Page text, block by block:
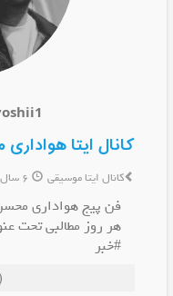
کانال ایتا
کانال ایتا موسیقی
فن پیج هواداری
هر روز مطالبی تحت
#خبر